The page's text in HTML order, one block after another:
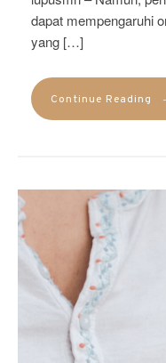
dapat mempengaruhi
yang […]
Continue Reading